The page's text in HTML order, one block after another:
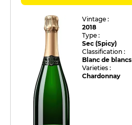
Vintage :
2018
Type :
Sec (Spicy)
Classification :
Blanc de blancs
Varieties :
Chardonnay